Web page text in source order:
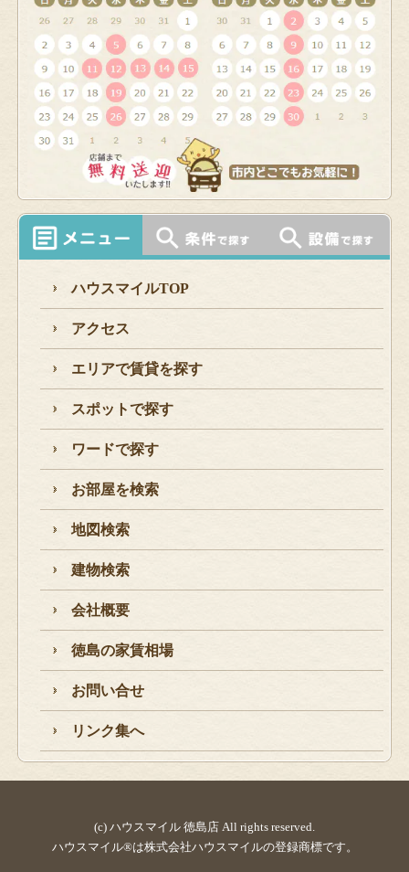
ハウスマイルTOP
アクセス
エリアで賃貸を探す
スポットで探す
ワードで探す
お部屋を検索
地図検索
建物検索
会社概要
徳島の家賃相場
お問い合せ
リンク集へ
(c) ハウスマイル 徳島店 All rights reserved.
ハウスマイル®は株式会社ハウスマイルの登録商標です。